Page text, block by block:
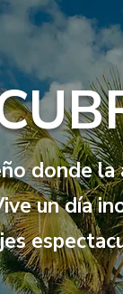
donde
un día